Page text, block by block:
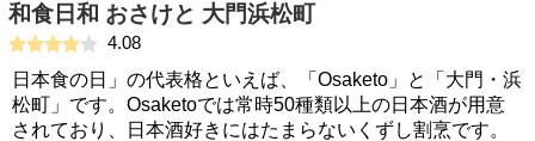
和食日和 おさけと 大門浜松町
4.08
日本食の日」の代表格といえば、「Osaketo」と「大門・浜
松町」です。Osaketoでは常時50種類以上の日本酒が用意
されており、日本酒好きにはたまらないくずし割烹です。